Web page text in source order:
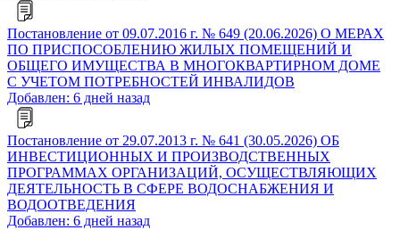
Постановление от 09.07.2016 г. № 649 (20.06.2026) О МЕРАХ
ПО ПРИСПОСОБЛЕНИЮ ЖИЛЫХ ПОМЕЩЕНИЙ И
ОБЩЕГО ИМУЩЕСТВА В МНОГОКВАРТИРНОМ ДОМЕ
С УЧЕТОМ ПОТРЕБНОСТЕЙ ИНВАЛИДОВ
Добавлен: 6 дней назад
Постановление от 29.07.2013 г. № 641 (30.05.2026) ОБ
ИНВЕСТИЦИОННЫХ И ПРОИЗВОДСТВЕННЫХ
ПРОГРАММАХ ОРГАНИЗАЦИЙ, ОСУЩЕСТВЛЯЮЩИХ
ДЕЯТЕЛЬНОСТЬ В СФЕРЕ ВОДОСНАБЖЕНИЯ И
ВОДООТВЕДЕНИЯ
Добавлен: 6 дней назад